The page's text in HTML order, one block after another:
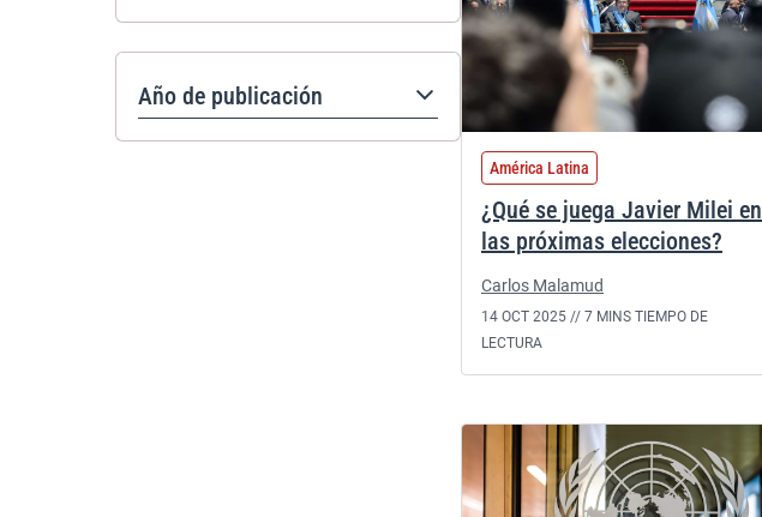
Año de publicación
América Latina
¿Qué se juega Javier Milei en
las próximas elecciones?
Carlos Malamud
14 OCT 2025 // 7 MINS TIEMPO DE
LECTURA